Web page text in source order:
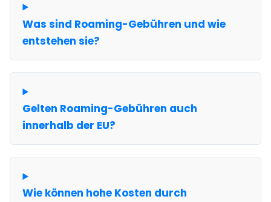
Was sind Roaming-Gebühren und wie
entstehen sie?
Gelten Roaming-Gebühren auch
innerhalb der EU?
Wie können hohe Kosten durch